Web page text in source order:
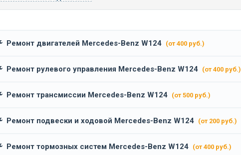
Ремонт двигателей Mercedes-Benz W124 (от 400 руб.)
Ремонт рулевого управления Mercedes-Benz W124 (от 400 руб.)
Ремонт трансмиссии Mercedes-Benz W124 (от 500 руб.)
Ремонт подвески и ходовой Mercedes-Benz W124 (от 200 руб.)
Ремонт тормозных систем Mercedes-Benz W124 (от 400 руб.)